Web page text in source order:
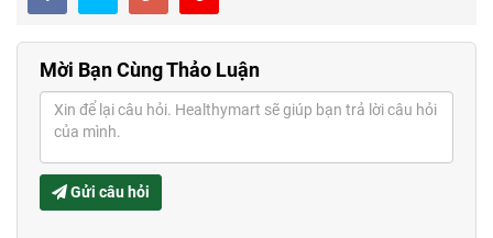
Mời Bạn Cùng Thảo Luận
Gửi câu hỏi